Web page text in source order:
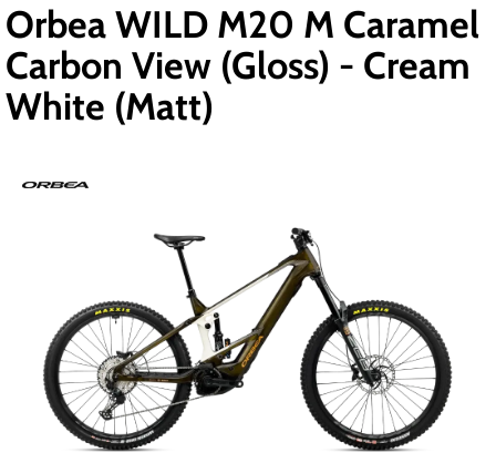
Orbea WILD M20 M Caramel
Carbon View (Gloss) - Cream
White (Matt)